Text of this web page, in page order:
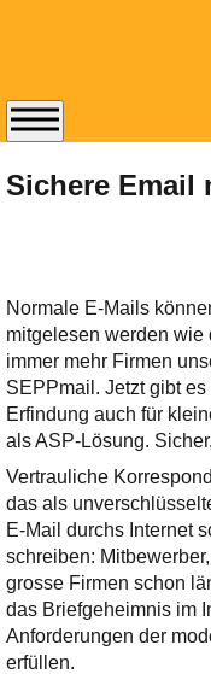
Sichere Email
Normale E-Mails
mitgelesen werden wie
immer mehr Firmen
SEPPmail. Jetzt gibt
Erfindung auch für
als ASP-Lösung.
Vertrauliche
das als
E-Mail durchs Internet
schreiben:
grosse Firmen schon
das Briefgeheimnis im
Anforderungen der
erfüllen.
Abonnieren Sie
14-tägig
Der ständig
Tipps zu Thema
Email für Sie
bereithält!
Wie z.B. Outlook,
GMail,
oder auch
KuNoMail, usw.
Ihre E-Mail
Adresse:
E-Mail